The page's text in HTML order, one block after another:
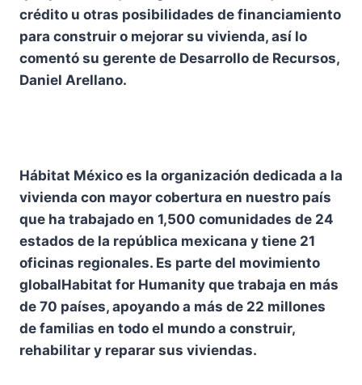
crédito u otras posibilidades de financiamiento
para construir o mejorar su vivienda, así lo
comentó su gerente de Desarrollo de Recursos,
Daniel Arellano.
Hábitat México es la organización dedicada a la
vivienda con mayor cobertura en nuestro país
que ha trabajado en 1,500 comunidades de 24
estados de la república mexicana y tiene 21
oficinas regionales. Es parte del movimiento
globalHabitat for Humanity que trabaja en más
de 70 países, apoyando a más de 22 millones
de familias en todo el mundo a construir,
rehabilitar y reparar sus viviendas.